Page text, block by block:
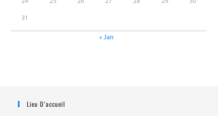
31
« Jan
Lieu D’accueil